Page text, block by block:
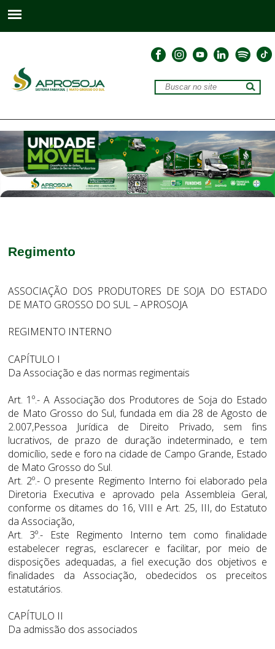
Regimento
ASSOCIAÇÃO DOS PRODUTORES DE SOJA DO ESTADO
DE MATO GROSSO DO SUL – APROSOJA
REGIMENTO INTERNO
CAPÍTULO I
Da Associação e das normas regimentais
Art. 1º.- A Associação dos Produtores de Soja do Estado
de Mato Grosso do Sul, fundada em dia 28 de Agosto de
2.007,Pessoa Jurídica de Direito Privado, sem fins
lucrativos, de prazo de duração indeterminado, e tem
domicílio, sede e foro na cidade de Campo Grande, Estado
de Mato Grosso do Sul.
Art. 2º.- O presente Regimento Interno foi elaborado pela
Diretoria Executiva e aprovado pela Assembleia Geral,
conforme os ditames do 16, VIII e Art. 25, III, do Estatuto
da Associação,
Art. 3º.- Este Regimento Interno tem como finalidade
estabelecer regras, esclarecer e facilitar, por meio de
disposições adequadas, a fiel execução dos objetivos e
finalidades da Associação, obedecidos os preceitos
estatutários.
CAPÍTULO II
Da admissão dos associados